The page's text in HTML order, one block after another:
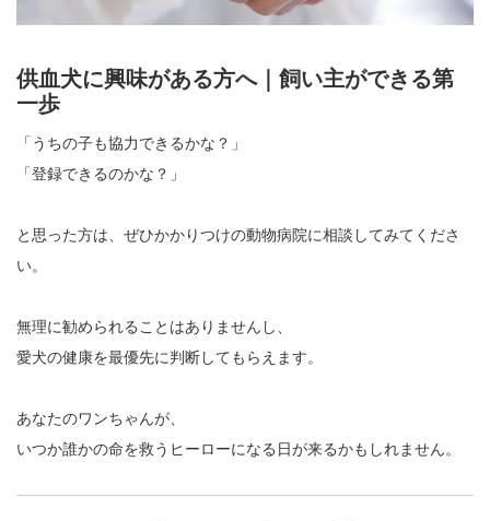
供血犬に興味がある方へ｜飼い主ができる第
一歩
「うちの子も協力できるかな？」
「登録できるのかな？」
と思った方は、ぜひかかりつけの動物病院に相談してみてくださ
い。
無理に勧められることはありませんし、
愛犬の健康を最優先に判断してもらえます。
あなたのワンちゃんが、
いつか誰かの命を救うヒーローになる日が来るかもしれません。